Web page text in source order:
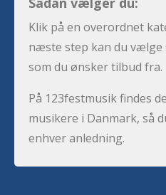
Klik på en overordnet
næste step kan du vælge
som du ønsker tilbud fra.
På 123festmusik findes
musikere i Danmark, så
enhver anledning.